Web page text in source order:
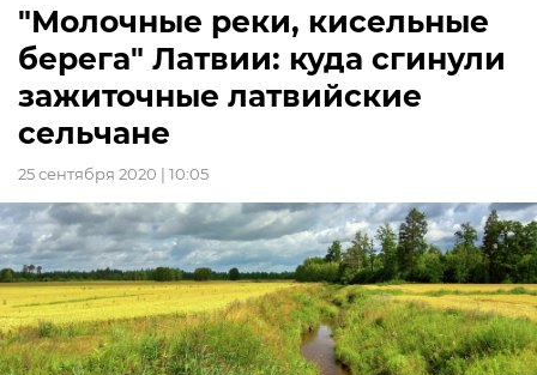
"Молочные реки, кисельные
берега" Латвии: куда сгинули
зажиточные латвийские
сельчане
25 сентября 2020 | 10:05